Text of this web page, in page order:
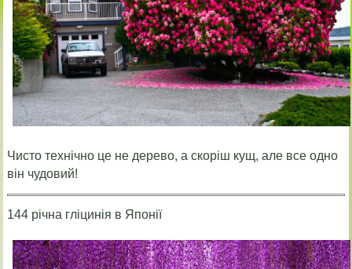
Чисто технічно це не дерево, а скоріш кущ, але все одно
він чудовий!
144 річна гліцинія в Японії